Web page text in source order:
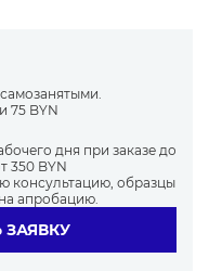
280
90
75 BYN
дня при заказе до
350 BYN
консультацию, образцы
апробацию.
ЗАЯВКУ